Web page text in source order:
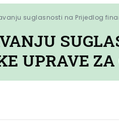
suglasnosti na Prijedlog
UPRAVE ZA